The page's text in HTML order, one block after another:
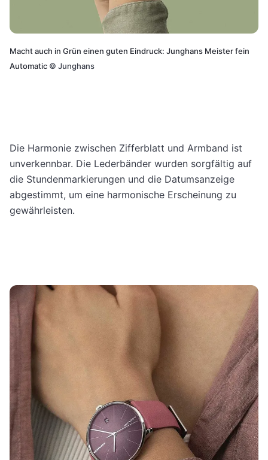
Macht auch in Grün einen guten Eindruck: Junghans Meister fein
Automatic © Junghans
Die Harmonie zwischen Zifferblatt und Armband ist
unverkennbar. Die Lederbänder wurden sorgfältig auf
die Stundenmarkierungen und die Datumsanzeige
abgestimmt, um eine harmonische Erscheinung zu
gewährleisten.